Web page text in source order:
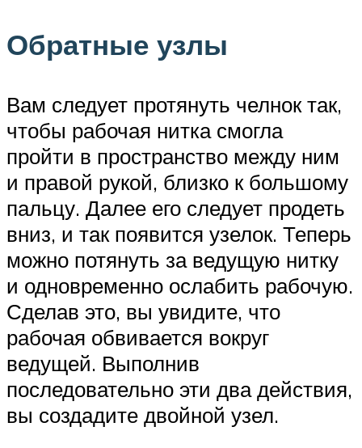
Обратные узлы
Вам следует протянуть челнок так,
чтобы рабочая нитка смогла
пройти в пространство между ним
и правой рукой, близко к большому
пальцу. Далее его следует продеть
вниз, и так появится узелок. Теперь
можно потянуть за ведущую нитку
и одновременно ослабить рабочую.
Сделав это, вы увидите, что
рабочая обвивается вокруг
ведущей. Выполнив
последовательно эти два действия,
вы создадите двойной узел.